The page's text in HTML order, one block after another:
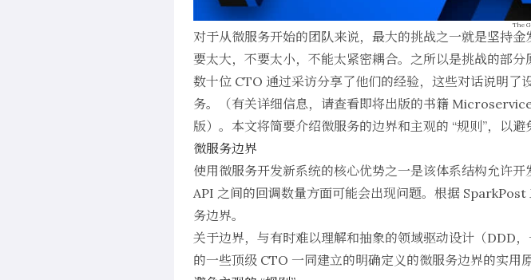
对于从微服务开始的团队来说，最大的挑战之一就是坚持金
The
要太大，不要太小，不能太紧密耦合。之所以是挑战的部分
数十位 CTO 通过采访分享了他们的经验，这些对话说明
务。（有关详细信息，请查看即将出版的书籍
版）。本文将简要介绍微服务的边界和主观的 “规则”，以
微服务边界
使用微服务开发新系统的核心优势之一是该体系结构允许
API 之间的回调数量方面可能会出现问题。根据 SparkPost
务边界。
关于边界，与有时难以理解和抽象的领域驱动设计（DDD
的一些顶级 CTO 一同建立的明确定义的微服务边界的实用原